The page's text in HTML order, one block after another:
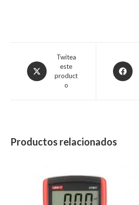
Twitea
este
product
o
Productos relacionados